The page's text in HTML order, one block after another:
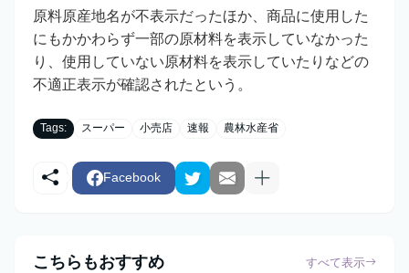
原料原産地名が不表示だったほか、商品に使用した
にもかかわらず一部の原材料を表示していなかった
り、使用していない原材料を表示していたりなどの
不適正表示が確認されたという。
Tags: スーパー 小売店 速報 農林水産省
Facebook
こちらもおすすめ すべて表示